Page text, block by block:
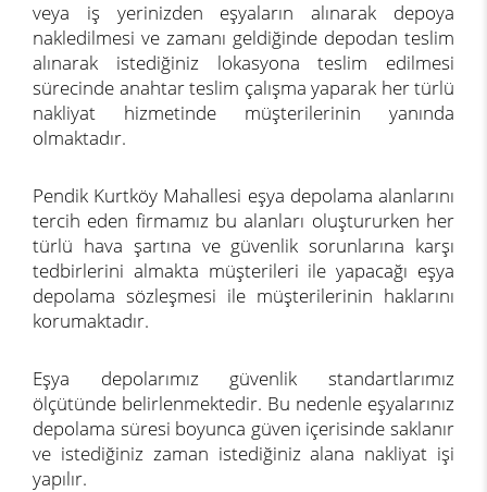
veya iş yerinizden eşyaların alınarak depoya
nakledilmesi ve zamanı geldiğinde depodan teslim
alınarak istediğiniz lokasyona teslim edilmesi
sürecinde anahtar teslim çalışma yaparak her türlü
nakliyat hizmetinde müşterilerinin yanında
olmaktadır.
Pendik Kurtköy Mahallesi eşya depolama alanlarını
tercih eden firmamız bu alanları oluştururken her
türlü hava şartına ve güvenlik sorunlarına karşı
tedbirlerini almakta müşterileri ile yapacağı eşya
depolama sözleşmesi ile müşterilerinin haklarını
korumaktadır.
Eşya depolarımız güvenlik standartlarımız
ölçütünde belirlenmektedir. Bu nedenle eşyalarınız
depolama süresi boyunca güven içerisinde saklanır
ve istediğiniz zaman istediğiniz alana nakliyat işi
yapılır.